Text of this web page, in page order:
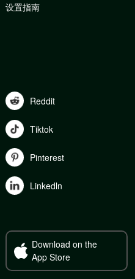
设置指南
Reddit
Tiktok
Pinterest
Linkedln
Download on the
App Store